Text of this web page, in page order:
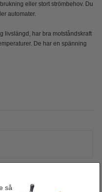
så
eller stort strömbehov. Du
automater.
livslängd, har bra motståndskraft
De har en spänning
LR14